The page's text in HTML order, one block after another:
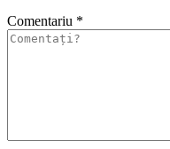
Comentariu *